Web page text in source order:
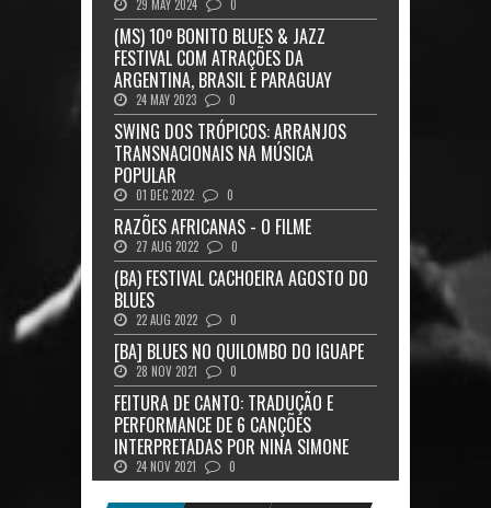
29 MAY 2024 0
(MS) 10º BONITO BLUES & JAZZ
FESTIVAL COM ATRAÇÕES DA
ARGENTINA, BRASIL E PARAGUAY
24 MAY 2023 0
SWING DOS TRÓPICOS: ARRANJOS
TRANSNACIONAIS NA MÚSICA
POPULAR
01 DEC 2022 0
RAZÕES AFRICANAS - O FILME
27 AUG 2022 0
(BA) FESTIVAL CACHOEIRA AGOSTO DO
BLUES
22 AUG 2022 0
[BA] BLUES NO QUILOMBO DO IGUAPE
28 NOV 2021 0
FEITURA DE CANTO: TRADUÇÃO E
PERFORMANCE DE 6 CANÇÕES
INTERPRETADAS POR NINA SIMONE
24 NOV 2021 0